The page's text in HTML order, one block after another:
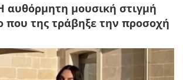
αυθόρμητη μουσική στιγμή
που της τράβηξε την προσοχή